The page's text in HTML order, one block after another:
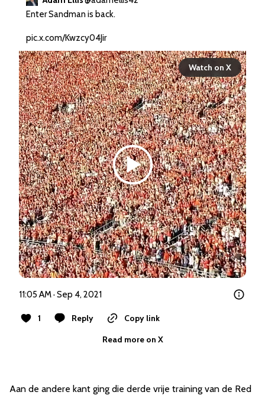
Enter Sandman is back.
pic.x.com/Kwzcy04Jir
Watch on X
11:05 AM · Sep 4, 2021
1 Reply
Copy link
Read more on X
Aan de andere kant ging die derde vrije training van de Red